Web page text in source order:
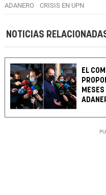
ADANERO
CRISIS EN UPN
NOTICIAS
EL